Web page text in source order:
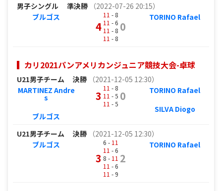
男子シングル 準決勝
（2022-07-26 20:15）
ブルゴス
4
11 - 8
11 - 6
11 - 8
11 - 8
0
TORINO Rafael
カリ2021パンアメリカンジュニア競技大会-卓球
U21男子チーム 決勝
（2021-12-05 12:30）
MARTINEZ Andre
s
ブルゴス
3
11 - 8
11 - 5
11 - 5
0
TORINO Rafael
SILVA Diogo
U21男子チーム 決勝
（2021-12-05 12:30）
ブルゴス
3
6 - 11
11 - 6
8 - 11
11 - 6
11 - 9
2
TORINO Rafael